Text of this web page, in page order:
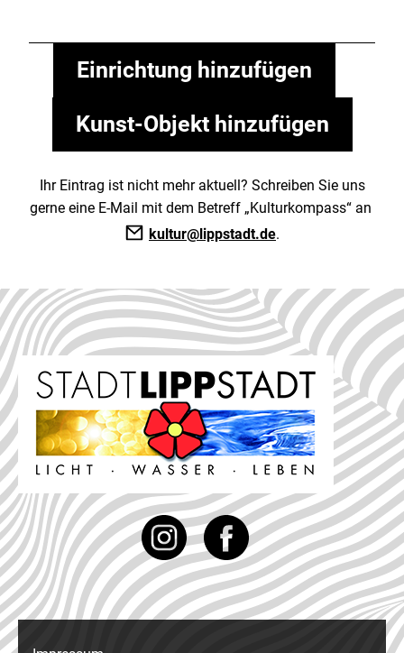
Einrichtung hinzufügen
Kunst-Objekt hinzufügen
Ihr Eintrag ist nicht mehr aktuell? Schreiben Sie uns
gerne eine E-Mail mit dem Betreff „Kulturkompass“ an
kultur@lippstadt.de.
InstagramFacebook